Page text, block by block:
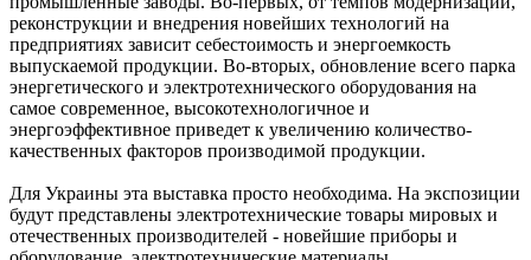
реконструкции и внедрения новейших технологий на
предприятиях зависит себестоимость и энергоемкость
выпускаемой продукции. Во-вторых, обновление всего парка
энергетического и электротехнического оборудования на
самое современное, высокотехнологичное и
энергоэффективное приведет к увеличению количество-
качественных факторов производимой продукции.
Для Украины эта выставка просто необходима. На экспозиции
будут представлены электротехнические товары мировых и
отечественных производителей - новейшие приборы и